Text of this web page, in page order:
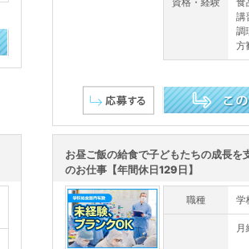
講
調
方
お昼ご飯の給食で子どもたちの成長を
のお仕事【年間休日129日】
職種 学